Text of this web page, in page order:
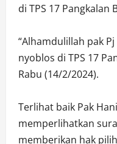
di TPS 17 Pangkalan
“Alhamdulillah pak
nyoblos di TPS 17
Rabu (14/2/2024).
Terlihat baik Pak
memperlihatkan
memberikan hak